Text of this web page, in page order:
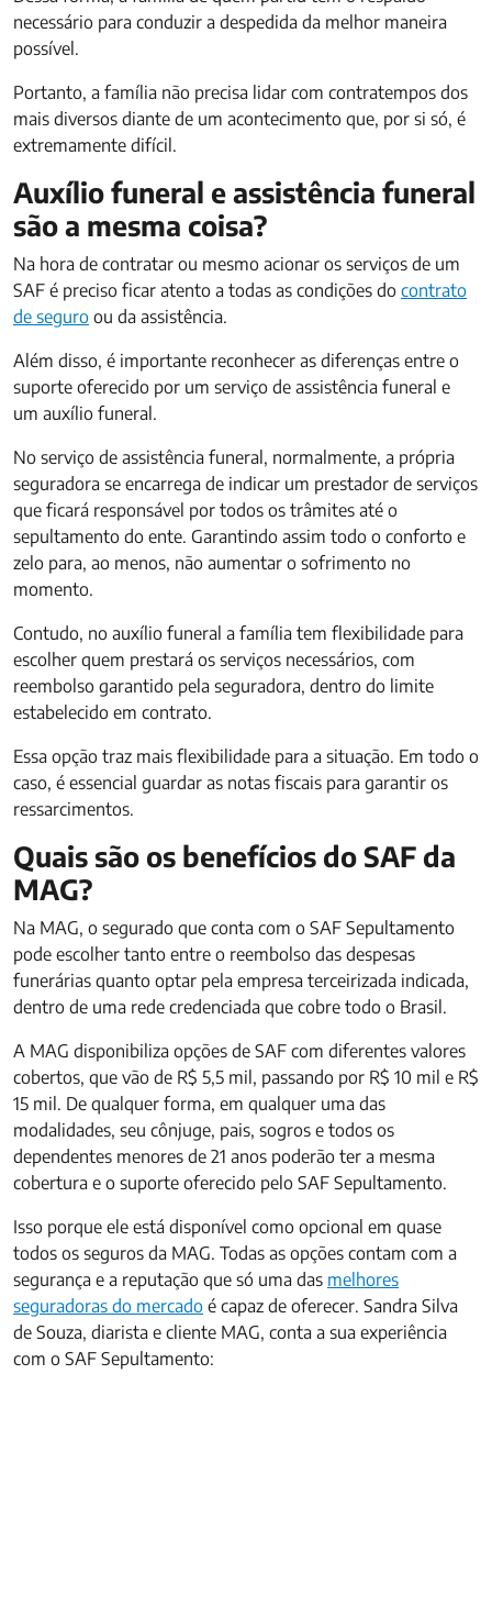
necessário para conduzir a despedida da melhor maneira
possível.
Portanto, a família não precisa lidar com contratempos dos
mais diversos diante de um acontecimento que, por si só, é
extremamente difícil.
Auxílio funeral e assistência funeral
são a mesma coisa?
Na hora de contratar ou mesmo acionar os serviços de um
SAF é preciso ficar atento a todas as condições do contrato
de seguro ou da assistência.
Além disso, é importante reconhecer as diferenças entre o
suporte oferecido por um serviço de assistência funeral e
um auxílio funeral.
No serviço de assistência funeral, normalmente, a própria
seguradora se encarrega de indicar um prestador de serviços
que ficará responsável por todos os trâmites até o
sepultamento do ente. Garantindo assim todo o conforto e
zelo para, ao menos, não aumentar o sofrimento no
momento.
Contudo, no auxílio funeral a família tem flexibilidade para
escolher quem prestará os serviços necessários, com
reembolso garantido pela seguradora, dentro do limite
estabelecido em contrato.
Essa opção traz mais flexibilidade para a situação. Em todo o
caso, é essencial guardar as notas fiscais para garantir os
ressarcimentos.
Quais são os benefícios do SAF da
MAG?
Na MAG, o segurado que conta com o SAF Sepultamento
pode escolher tanto entre o reembolso das despesas
funerárias quanto optar pela empresa terceirizada indicada,
dentro de uma rede credenciada que cobre todo o Brasil.
A MAG disponibiliza opções de SAF com diferentes valores
cobertos, que vão de R$ 5,5 mil, passando por R$ 10 mil e R$
15 mil. De qualquer forma, em qualquer uma das
modalidades, seu cônjuge, pais, sogros e todos os
dependentes menores de 21 anos poderão ter a mesma
cobertura e o suporte oferecido pelo SAF Sepultamento.
Isso porque ele está disponível como opcional em quase
todos os seguros da MAG. Todas as opções contam com a
segurança e a reputação que só uma das melhores
seguradoras do mercado é capaz de oferecer. Sandra Silva
de Souza, diarista e cliente MAG, conta a sua experiência
com o SAF Sepultamento: